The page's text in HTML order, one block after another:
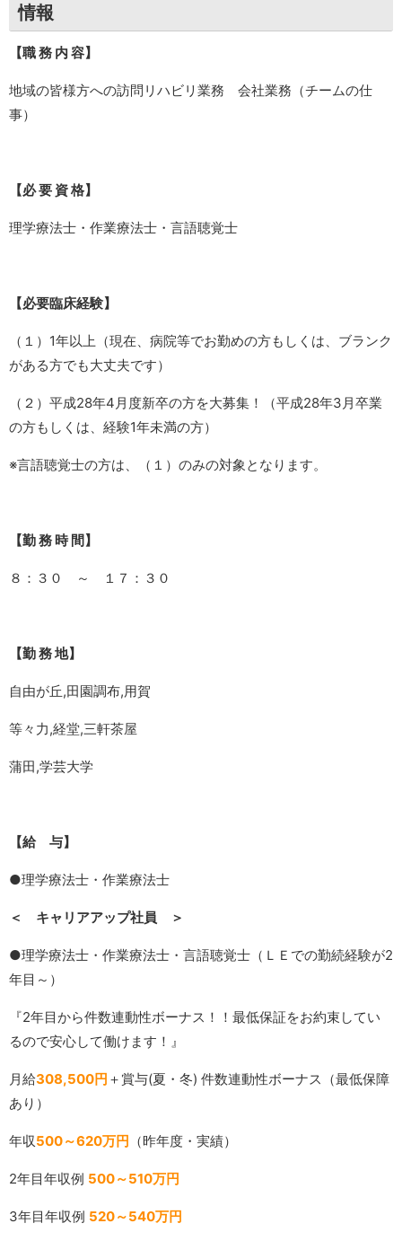
情報
【職 務 内 容】
地域の皆様方への訪問リハビリ業務 会社業務（チームの仕
事）
【必 要 資 格】
理学療法士・作業療法士・言語聴覚士
【必要臨床経験】
（１）1年以上（現在、病院等でお勤めの方もしくは、ブランク
がある方でも大丈夫です）
（２）平成28年4月度新卒の方を大募集！（平成28年3月卒業
の方もしくは、経験1年未満の方）
※言語聴覚士の方は、（１）のみの対象となります。
【勤 務 時 間】
８：３０ ～ １７：３０
【勤 務 地】
自由が丘,田園調布,用賀
等々力,経堂,三軒茶屋
蒲田,学芸大学
【給 与】
●理学療法士・作業療法士
＜ キャリアアップ社員 ＞
●理学療法士・作業療法士・言語聴覚士（ＬＥでの勤続経験が2
年目～）
『2年目から件数連動性ボーナス！！最低保証をお約束してい
るので安心して働けます！』
月給308,500円 ＋賞与(夏・冬) 件数連動性ボーナス（最低保障
あり）
年収500～620万円 （昨年度・実績）
2年目年収例 500～510万円
3年目年収例 520～540万円